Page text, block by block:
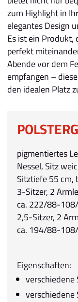
zum Highlight in
elegantes Design
Es ist ein
perfekt
Abende vor dem
empfangen –
den idealen Platz
pigmentiertes
Nessel, Sitz
Sitztiefe 55 cm,
3-Sitzer, 2
ca. 222/88-
2,5-Sitzer, 2
ca. 194/88-
Eigenschaften: